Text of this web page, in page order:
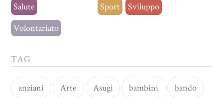
Salute
Sport
Sviluppo
Volontariato
TAG
anziani Arte Asugi bambini bando